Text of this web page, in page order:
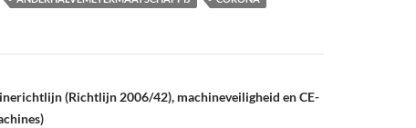
(Richtlijn 2006/42), machineveiligheid en CE-